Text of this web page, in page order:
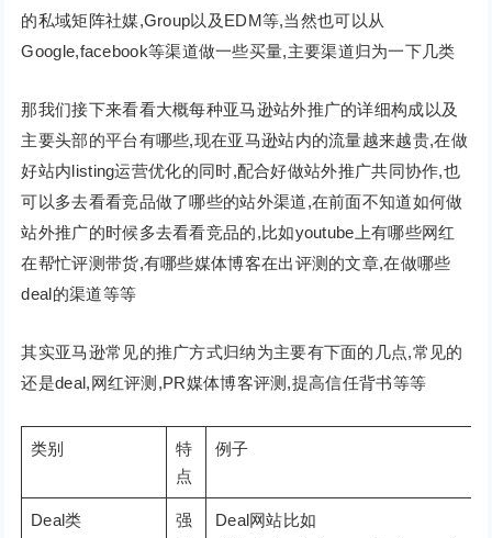
的私域矩阵社媒,Group以及EDM等,当然也可以从
Google,facebook等渠道做一些买量,主要渠道归为一下几类
那我们接下来看看大概每种亚马逊站外推广的详细构成以及
主要头部的平台有哪些,现在亚马逊站内的流量越来越贵,在做
好站内listing运营优化的同时,配合好做站外推广共同协作,也
可以多去看看竞品做了哪些的站外渠道,在前面不知道如何做
站外推广的时候多去看看竞品的,比如youtube上有哪些网红
在帮忙评测带货,有哪些媒体博客在出评测的文章,在做哪些
deal的渠道等等
其实亚马逊常见的推广方式归纳为主要有下面的几点,常见的
还是deal,网红评测,PR媒体博客评测,提高信任背书等等
类别
特
点
例子
Deal类
强
Deal网站比如